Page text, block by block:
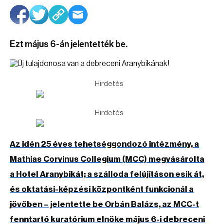
Ezt május 6-án jelentették be.
Hirdetés
Hirdetés
Az idén 25 éves tehetséggondozó intézmény, a
Mathias Corvinus Collegium (MCC) megvásárolta
a Hotel Aranybikát; a szálloda felújításon esik át,
és oktatási-képzési központként funkcionál a
jövőben – jelentette be Orbán Balázs, az MCC-t
fenntartó kuratórium elnöke május 6-i debreceni